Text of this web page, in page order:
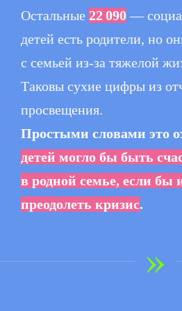
Остальные 22 090 —
детей есть родители, но
с семьей из-за тяжелой
Таковы сухие цифры из
просвещения.
Простыми словами это
детей могло бы быть
в родной семье, если бы
преодолеть кризис.
»